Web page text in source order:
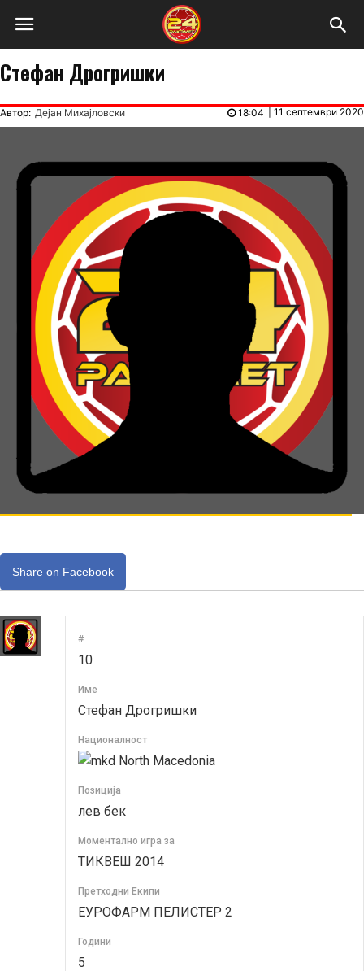
Стефан Дрогришки
Автор: Дејан Михајловски 11 септември 2020
18:04
Share on Facebook
#
10
Име
Стефан Дрогришки
Националност
North Macedonia
Позиција
лев бек
Моментално игра за
ТИКВЕШ 2014
Претходни Екипи
ЕУРОФАРМ ПЕЛИСТЕР 2
Години
5